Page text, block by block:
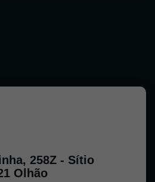
258Z - Sítio
Olhão